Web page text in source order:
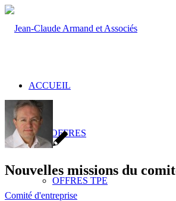
ACCUEIL
NOS OFFRES
OFFRES TPE
Nouvelles missions du
Comité d'entreprise